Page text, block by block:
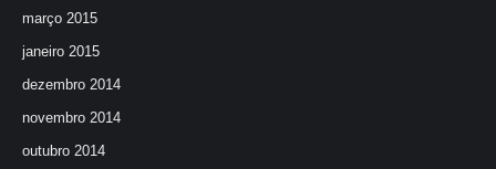
março 2015
janeiro 2015
dezembro 2014
novembro 2014
outubro 2014